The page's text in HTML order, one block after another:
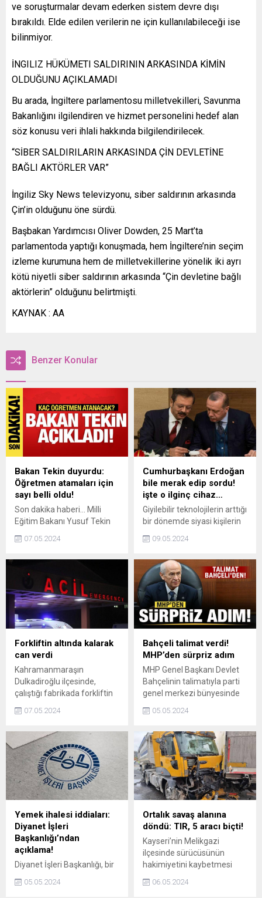
ve soruşturmalar devam ederken sistem devre dışı
bırakıldı. Elde edilen verilerin ne için kullanılabileceği ise
bilinmiyor.
İNGILIZ HÜKÜMETI SALDIRININ ARKASINDA KİMİN
OLDUĞUNU AÇIKLAMADI
Bu arada, İngiltere parlamentosu milletvekilleri, Savunma
Bakanlığını ilgilendiren ve hizmet personelini hedef alan
söz konusu veri ihlali hakkında bilgilendirilecek.
“SİBER SALDIRILARIN ARKASINDA ÇİN DEVLETİNE
BAĞLI AKTÖRLER VAR”
İngiliz Sky News televizyonu, siber saldırının arkasında
Çin’in olduğunu öne sürdü.
Başbakan Yardımcısı Oliver Dowden, 25 Mart’ta
parlamentoda yaptığı konuşmada, hem İngiltere’nin seçim
izleme kurumuna hem de milletvekillerine yönelik iki ayrı
kötü niyetli siber saldırının arkasında “Çin devletine bağlı
aktörlerin” olduğunu belirtmişti.
KAYNAK : AA
Benzer Konular
Bakan Tekin duyurdu:
Öğretmen atamaları için
sayı belli oldu!
Son dakika haberi... Milli
Eğitim Bakanı Yusuf Tekin
konusunda uzlaşıldığını
07.05.2024
Cumhurbaşkanı Erdoğan
bile merak edip sordu!
işte o ilginç cihaz…
Giyilebilir teknolojilerin arttığı
bir dönemde siyasi kişilerin
dikkat çekti. Cumhurbaşkanı
çeken bu cihazın ne olduğu
açıklandı.
09.05.2024
Forkliftin altında kalarak
can verdi
Kahramanmaraşın
Dulkadiroğlu ilçesinde,
çalıştığı fabrikada forkliftin
kaybetti.
07.05.2024
Bahçeli talimat verdi!
MHP’den sürpriz adım
MHP Genel Başkanı Devlet
Bahçelinin talimatıyla parti
genel merkezi bünyesinde
kurulacak.
05.05.2024
Yemek ihalesi iddiaları:
Diyanet İşleri
Başkanlığı’ndan
açıklama!
Diyanet İşleri Başkanlığı, bir
görevlileri için yapılan yemek
05.05.2024
Ortalık savaş alanına
döndü: TIR, 5 aracı biçti!
Kayseri’nin Melikgazi
ilçesinde sürücüsünün
hakimiyetini kaybetmesi
aracı biçti. Meydana gelen
06.05.2024